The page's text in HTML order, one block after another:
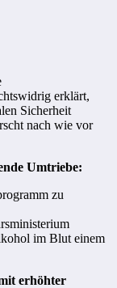
erklärt,
Sicherheit
nach wie vor
Umtriebe:
zu
im Blut einem
erhöhter